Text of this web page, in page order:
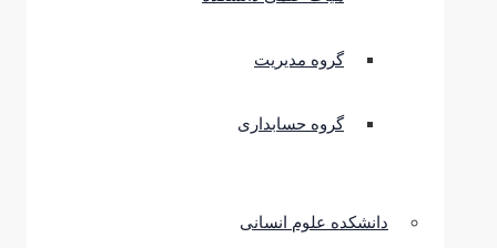
گروه مدیریت
گروه حسابداری
دانشکده علوم انسانی